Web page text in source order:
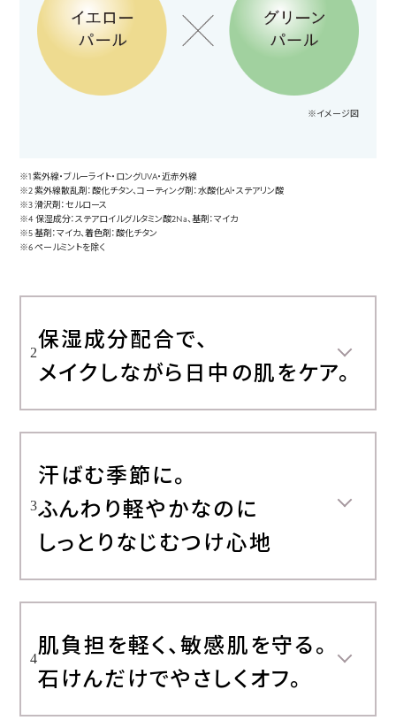
※イメージ図
※1 紫外線・ブルーライト・ロングUVA・近赤外線
※2 紫外線散乱剤：酸化チタン、コーティング剤：水酸化Al・ステアリン酸
※3 滑沢剤：セルロース
※4 保湿成分：ステアロイルグルタミン酸2Na、基剤：マイカ
※5 基剤：マイカ、着色剤：酸化チタン
※6 ペールミントを除く
2保湿成分配合で、
メイクしながら日中の肌をケア。
3
汗ばむ季節に。
ふんわり軽やかなのに
しっとりなじむつけ心地
4肌負担を軽く、敏感肌を守る。
石けんだけでやさしくオフ。